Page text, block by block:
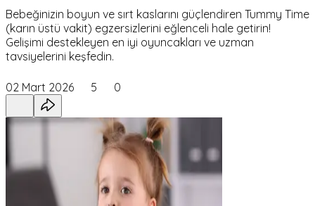
Bebeğinizin boyun ve sırt kaslarını güçlendiren Tummy Time
(karın üstü vakit) egzersizlerini eğlenceli hale getirin!
Gelişimi destekleyen en iyi oyuncakları ve uzman
tavsiyelerini keşfedin.
02 Mart 2026 5 0